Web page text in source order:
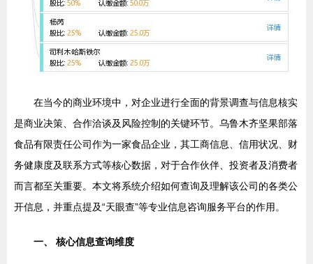
在当今的商业环境中，对企业进行全面的背景调查与信息核实
是商业决策、合作洽谈及风险控制的关键环节。乌鲁木齐坚果部落
食品有限责任公司作为一家食品企业，其工商信息、信用状况、财
务健康度及联系方式等核心数据，对于合作伙伴、投资者及消费者
而言都至关重要。本文将系统介绍如何查询及理解该公司的各类公
开信息，并重点提及“天眼查”等专业信息咨询服务平台的作用。
一、 核心信息查询维度